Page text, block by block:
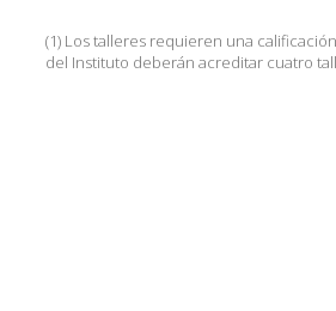
(1) Los talleres requieren una
del Instituto deberán acreditar cuatro